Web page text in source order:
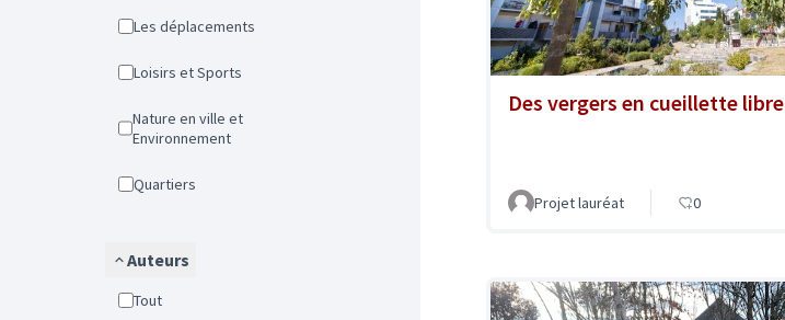
Les déplacements
Loisirs et Sports
Nature en ville et
Environnement
Quartiers
Auteurs
Tout
Des vergers en cueillette libre
Projet lauréat 0